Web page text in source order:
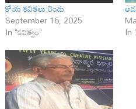
కోయ కవితలు రెండు
September 16, 2025
In "కవిత్వం" In